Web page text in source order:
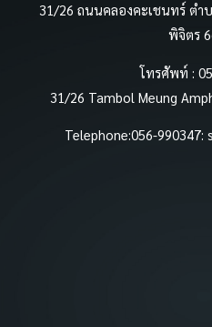
31/26 ถนนคลองคะเชนทร์ ตำ
พิจิตร
โทรศัพท์ :
31/26 Tambol Meung
Telephone:056-990347: